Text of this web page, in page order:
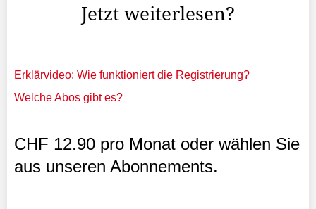
Jetzt weiterlesen?
Erklärvideo: Wie funktioniert die Registrierung?
Welche Abos gibt es?
CHF 12.90 pro Monat oder wählen Sie
aus unseren Abonnements.